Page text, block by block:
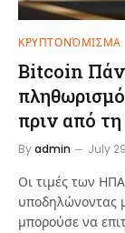
ΚΡΥΠΤΟΝΌΜΙΣΜΑ
Bitcoin
πριν από
Byadmin July
Οι τιμές των
υποδηλώνοντας
μπορούσε να